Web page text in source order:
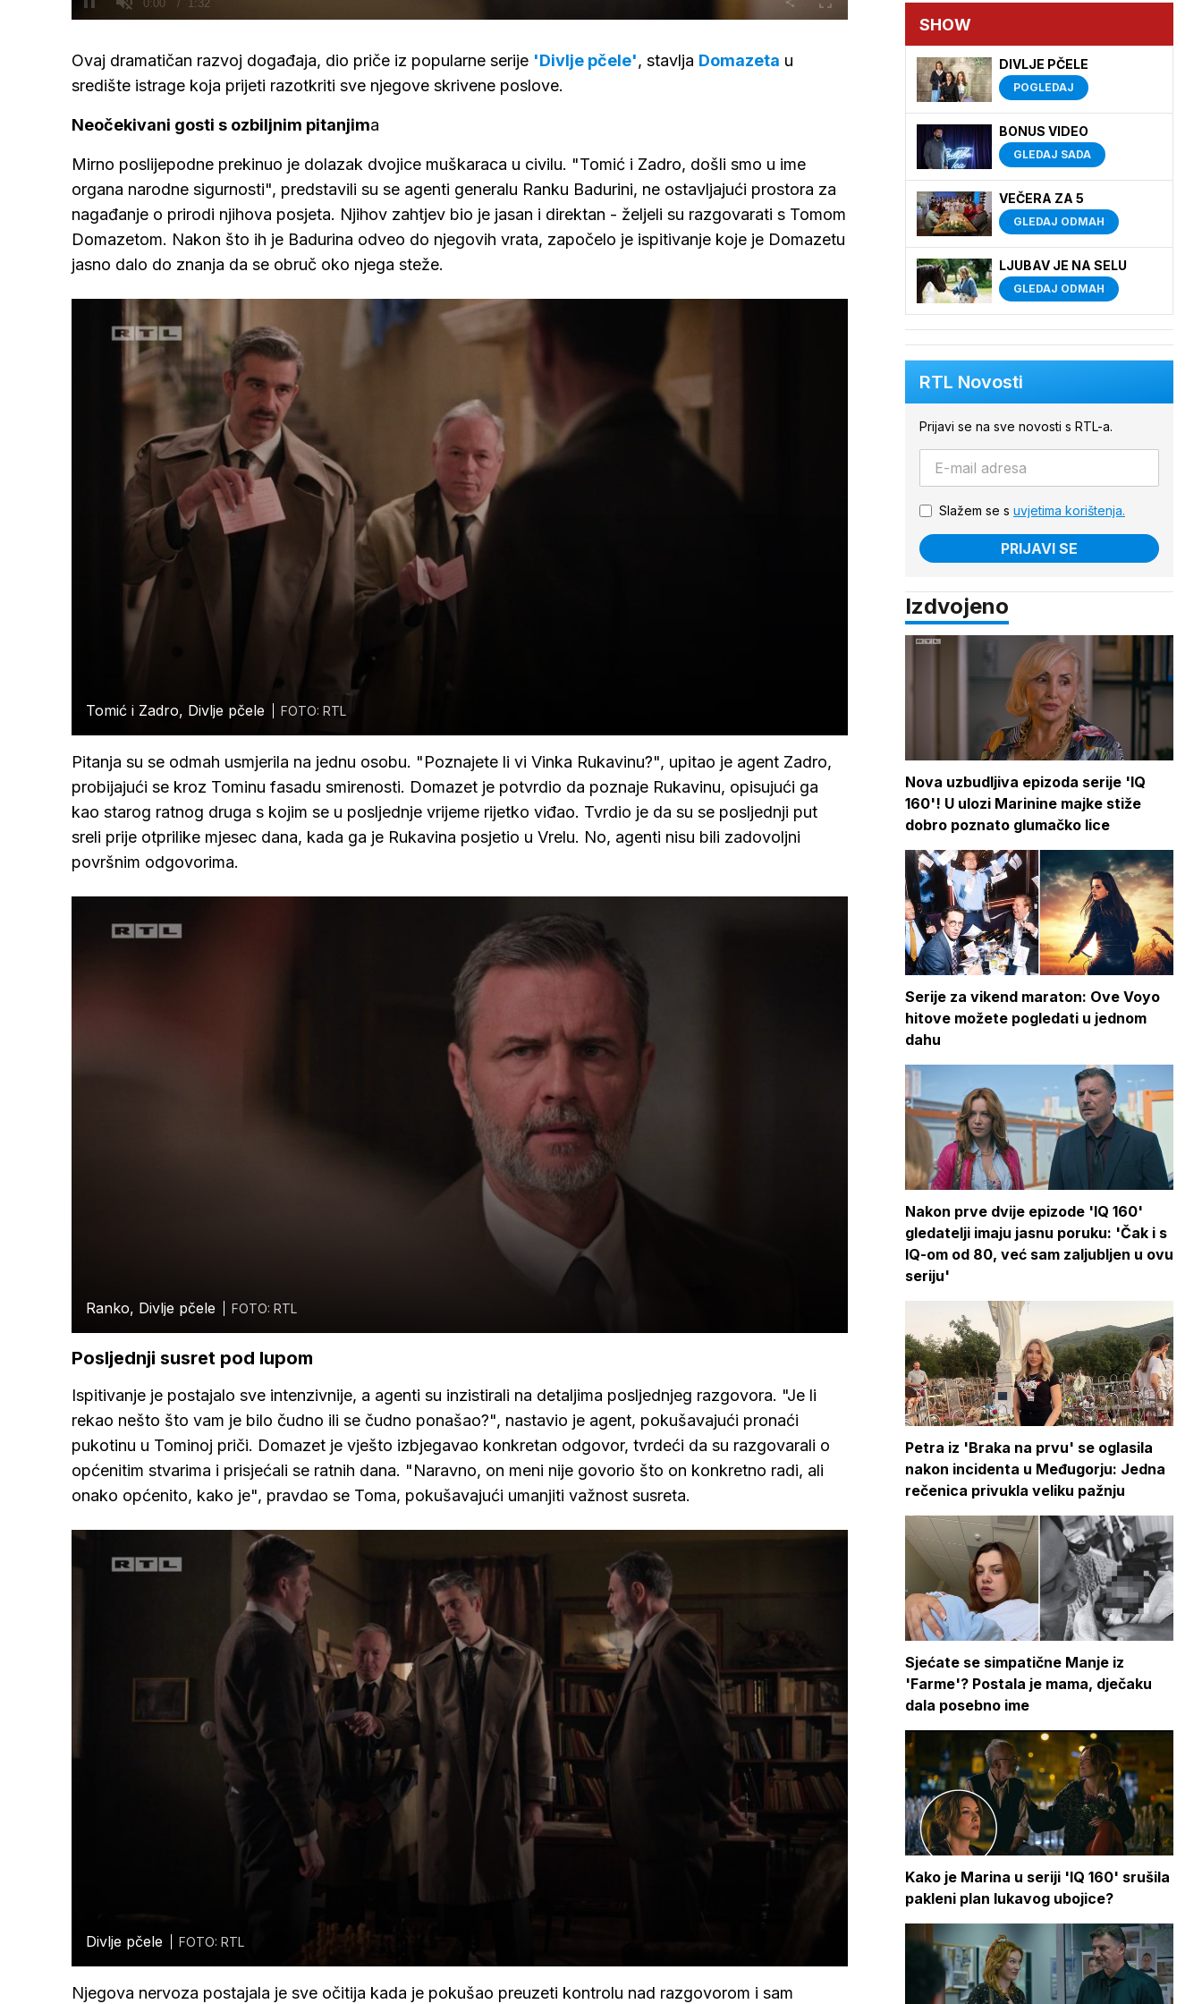
Upali
zvuk
/
Ovaj dramatičan razvoj događaja, dio priče iz popularne serije 'Divlje pčele', stavlja Domazeta u
središte istrage koja prijeti razotkriti sve njegove skrivene poslove.
Neočekivani gosti s ozbiljnim pitanjima
Mirno poslijepodne prekinuo je dolazak dvojice muškaraca u civilu. "Tomić i Zadro, došli smo u ime
organa narodne sigurnosti", predstavili su se agenti generalu Ranku Badurini, ne ostavljajući prostora za
nagađanje o prirodi njihova posjeta. Njihov zahtjev bio je jasan i direktan - željeli su razgovarati s Tomom
Domazetom. Nakon što ih je Badurina odveo do njegovih vrata, započelo je ispitivanje koje je Domazetu
jasno dalo do znanja da se obruč oko njega steže.
Tomić i Zadro, Divlje pčele FOTO: RTL
Pitanja su se odmah usmjerila na jednu osobu. "Poznajete li vi Vinka Rukavinu?", upitao je agent Zadro,
probijajući se kroz Tominu fasadu smirenosti. Domazet je potvrdio da poznaje Rukavinu, opisujući ga
kao starog ratnog druga s kojim se u posljednje vrijeme rijetko viđao. Tvrdio je da su se posljednji put
sreli prije otprilike mjesec dana, kada ga je Rukavina posjetio u Vrelu. No, agenti nisu bili zadovoljni
površnim odgovorima.
Ranko, Divlje pčele FOTO: RTL
Posljednji susret pod lupom
Ispitivanje je postajalo sve intenzivnije, a agenti su inzistirali na detaljima posljednjeg razgovora. "Je li
rekao nešto što vam je bilo čudno ili se čudno ponašao?", nastavio je agent, pokušavajući pronaći
pukotinu u Tominoj priči. Domazet je vješto izbjegavao konkretan odgovor, tvrdeći da su razgovarali o
općenitim stvarima i prisjećali se ratnih dana. "Naravno, on meni nije govorio što on konkretno radi, ali
onako općenito, kako je", pravdao se Toma, pokušavajući umanjiti važnost susreta.
Divlje pčele FOTO: RTL
Njegova nervoza postajala je sve očitija kada je pokušao preuzeti kontrolu nad razgovorom i sam
SHOW
DIVLJE PČELE
POGLEDAJ
BONUS VIDEO
GLEDAJ SADA
VEČERA ZA 5
GLEDAJ ODMAH
LJUBAV JE NA SELU
GLEDAJ ODMAH
RTL Novosti
Prijavi se na sve novosti s RTL-a.
Slažem se s uvjetima korištenja.
PRIJAVI SE
Izdvojeno
Nova uzbudljiva epizoda serije 'IQ
160'! U ulozi Marinine majke stiže
dobro poznato glumačko lice
Serije za vikend maraton: Ove Voyo
hitove možete pogledati u jednom
dahu
Nakon prve dvije epizode 'IQ 160'
gledatelji imaju jasnu poruku: 'Čak i s
IQ-om od 80, već sam zaljubljen u ovu
seriju'
Petra iz 'Braka na prvu' se oglasila
nakon incidenta u Međugorju: Jedna
rečenica privukla veliku pažnju
Sjećate se simpatične Manje iz
'Farme'? Postala je mama, dječaku
dala posebno ime
Kako je Marina u seriji 'IQ 160' srušila
pakleni plan lukavog ubojice?